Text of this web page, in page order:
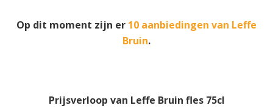
Op dit moment zijn er 10 aanbiedingen van Leffe
Bruin.
Prijsverloop van Leffe Bruin fles 75cl